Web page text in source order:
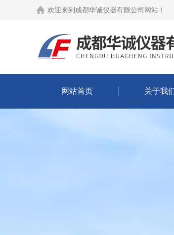
欢迎来到 成都华诚仪器有限公司网站 ！
网站首页 关于我